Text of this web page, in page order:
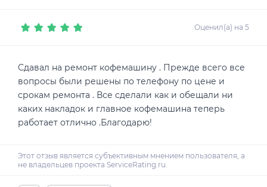
Оценил(а) на 5
Сдавал на ремонт кофемашину . Прежде всего все
вопросы были решены по телефону по цене и
срокам ремонта . Все сделали как и обещали ни
каких накладок и главное кофемашина теперь
работает отлично .Благодарю!